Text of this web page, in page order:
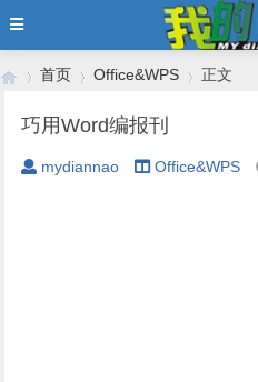
›
首页
›
Office&WPS
›
正文
巧用Word编报刊
mydiannao Office&WPS